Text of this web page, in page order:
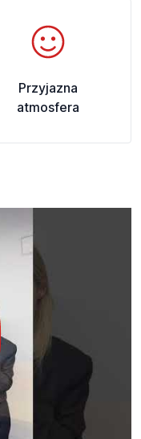
Przyjazna
atmosfera